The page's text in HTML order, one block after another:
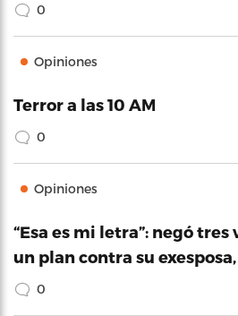
0
Opiniones
Terror a las 10 AM
0
Opiniones
“Esa es mi letra”: negó
un plan contra su
0